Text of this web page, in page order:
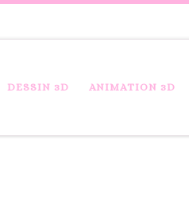
DESSIN 3D ANIMATION 3D